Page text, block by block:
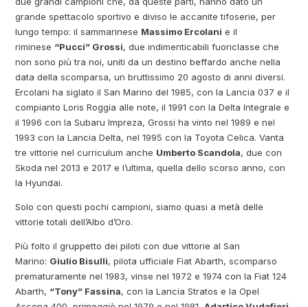
grande spettacolo sportivo e diviso le accanite tifoserie, per
lungo tempo: il sammarinese Massimo Ercolani e il
riminese “Pucci” Grossi, due indimenticabili fuoriclasse che
non sono più tra noi, uniti da un destino beffardo anche nella
data della scomparsa, un bruttissimo 20 agosto di anni diversi.
Ercolani ha siglato il San Marino del 1985, con la Lancia 037 e il
compianto Loris Roggia alle note, il 1991 con la Delta Integrale e
il 1996 con la Subaru Impreza, Grossi ha vinto nel 1989 e nel
1993 con la Lancia Delta, nel 1995 con la Toyota Celica. Vanta
tre vittorie nel curriculum anche Umberto Scandola, due con
Skoda nel 2013 e 2017 e l’ultima, quella dello scorso anno, con
la Hyundai.
Solo con questi pochi campioni, siamo quasi a metà delle
vittorie totali dell’Albo d’Oro.
Più folto il gruppetto dei piloti con due vittorie al San
Marino: Giulio Bisulli, pilota ufficiale Fiat Abarth, scomparso
prematuramente nel 1983, vinse nel 1972 e 1974 con la Fiat 124
Abarth, “Tony” Fassina, con la Lancia Stratos e la Opel